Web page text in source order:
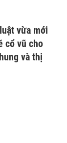
vừa mới
cổ vũ cho
và thị